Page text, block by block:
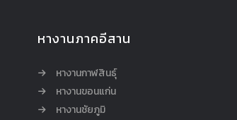
หางานภาคอีสาน
หางานกาฬสินธุ์
หางานขอนแก่น
หางานชัยภูมิ